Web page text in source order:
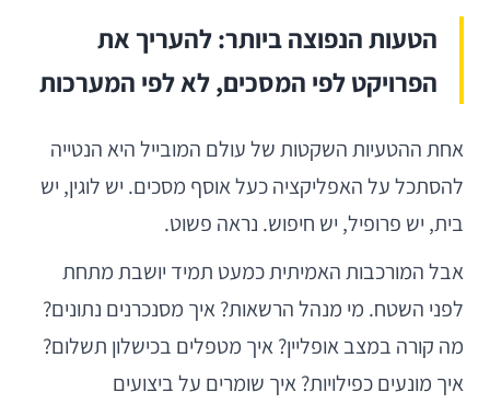
הטעות הנפוצה ביותר: להעריך את
הפרויקט לפי המסכים, לא לפי המערכות
אחת ההטעיות השקטות של עולם המובייל היא הנטייה
להסתכל על האפליקציה כעל אוסף מסכים. יש לוגין, יש
בית, יש פרופיל, יש חיפוש. נראה פשוט.
אבל המורכבות האמיתית כמעט תמיד יושבת מתחת
לפני השטח. מי מנהל הרשאות? איך מסנכרנים נתונים?
מה קורה במצב אופליין? איך מטפלים בכישלון תשלום?
איך מונעים כפילויות? איך שומרים על ביצועים